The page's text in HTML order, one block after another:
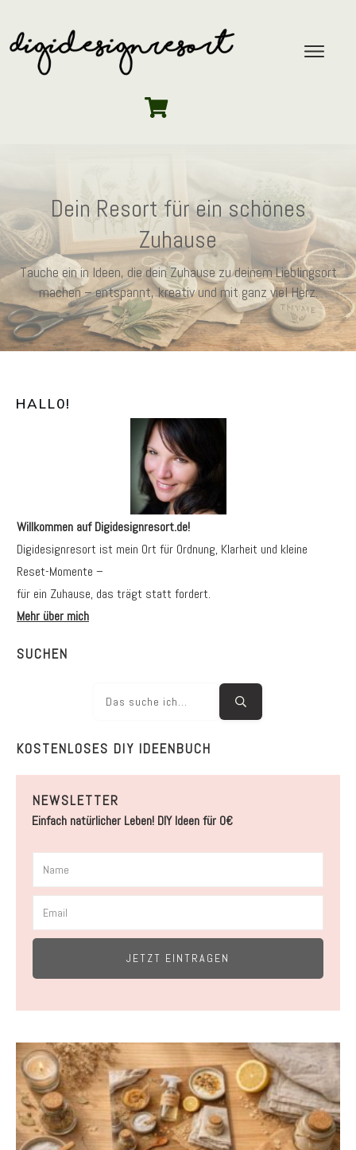
Dein Resort für ein schönes
Zuhause
Tauche ein in Ideen, die dein Zuhause zu deinem Lieblingsort
machen – entspannt, kreativ und mit ganz viel Herz.
HALL0!
Willkommen auf Digidesignresort.de!
Digidesignresort ist mein Ort für Ordnung, Klarheit und kleine
Reset-Momente –
für ein Zuhause, das trägt statt fordert.
Mehr über mich
SUCHEN
KOSTENLOSES DIY IDEENBUCH
NEWSLETTER
Einfach natürlicher Leben! DIY Ideen für 0€
JETZT EINTRAGEN